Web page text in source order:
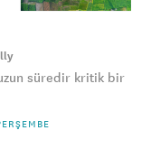
süredir kritik bir